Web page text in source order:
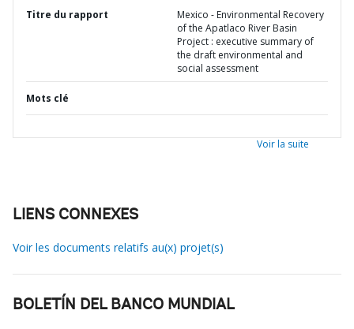
Titre du rapport
Mexico - Environmental Recovery
of the Apatlaco River Basin
Project : executive summary of
the draft environmental and
social assessment
Mots clé
Voir la suite
LIENS CONNEXES
Voir les documents relatifs au(x) projet(s)
BOLETÍN DEL BANCO MUNDIAL